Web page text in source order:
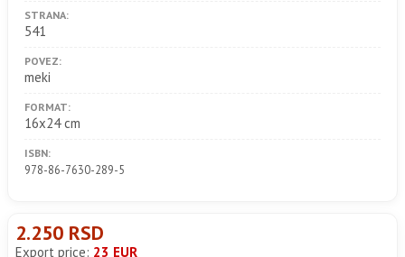
STRANA:
541
POVEZ:
meki
FORMAT:
16x24 cm
ISBN:
978-86-7630-289-5
2.250 RSD
Export price: 23 EUR